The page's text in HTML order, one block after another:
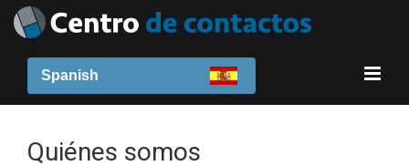
Spanish
Quiénes somos